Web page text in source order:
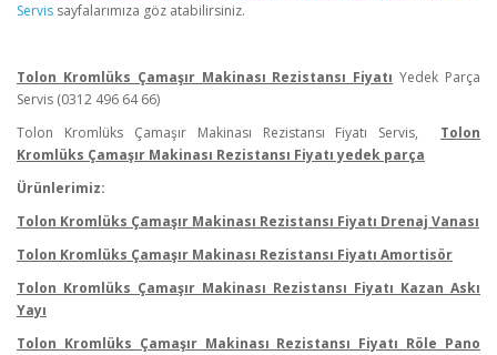
Servis sayfalarımıza göz atabilirsiniz.
Tolon Kromlüks Çamaşır Makinası Rezistansı Fiyatı Yedek Parça
Servis (0312 496 64 66)
Tolon Kromlüks Çamaşır Makinası Rezistansı Fiyatı Servis, Tolon
Kromlüks Çamaşır Makinası Rezistansı Fiyatı yedek parça
Ürünlerimiz:
Tolon Kromlüks Çamaşır Makinası Rezistansı Fiyatı Drenaj Vanası
Tolon Kromlüks Çamaşır Makinası Rezistansı Fiyatı Amortisör
Tolon Kromlüks Çamaşır Makinası Rezistansı Fiyatı Kazan Askı
Yayı
Tolon Kromlüks Çamaşır Makinası Rezistansı Fiyatı Röle Pano